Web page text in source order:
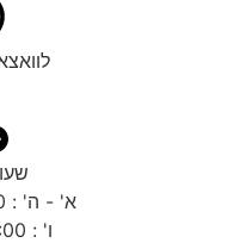
א' - ה' : 08:00 - 23:00
ו' : 08:00 - 15:00